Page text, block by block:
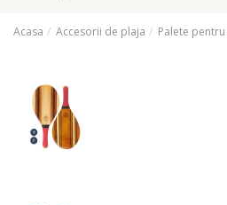
Acasa Accesorii de plaja Palete